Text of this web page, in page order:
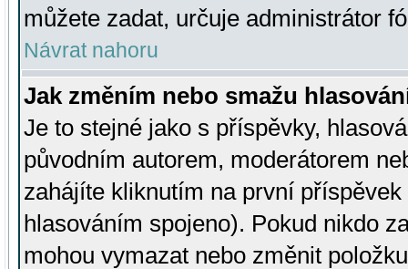
můžete zadat, určuje administrátor
Návrat nahoru
Jak změním nebo smažu
Je to stejné jako s příspěvky,
původním autorem, moderátorem
zahájíte kliknutím na první
hlasováním spojeno). Pokud nikdo
mohou vymazat nebo změnit